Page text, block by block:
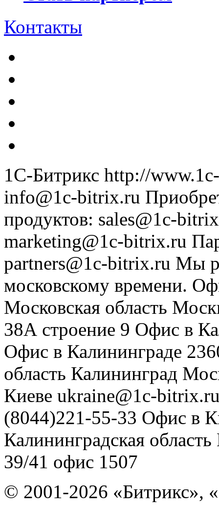
Контакты
1С-Битрикс http://
info@1c-bitrix.ru
продуктов: sales@1c-
marketing@1c-bitrix.ru
partners@1c-bitrix.ru Мы
московскому времени.
Московская область
38А строение 9 Офис в
Офис в Калининграде
область Калининград
Киеве ukraine@1c-
(8044)221-55-33 Офис в
Калининградская область
39/41 офис 1507
© 2001-2026 «Битрикс»,